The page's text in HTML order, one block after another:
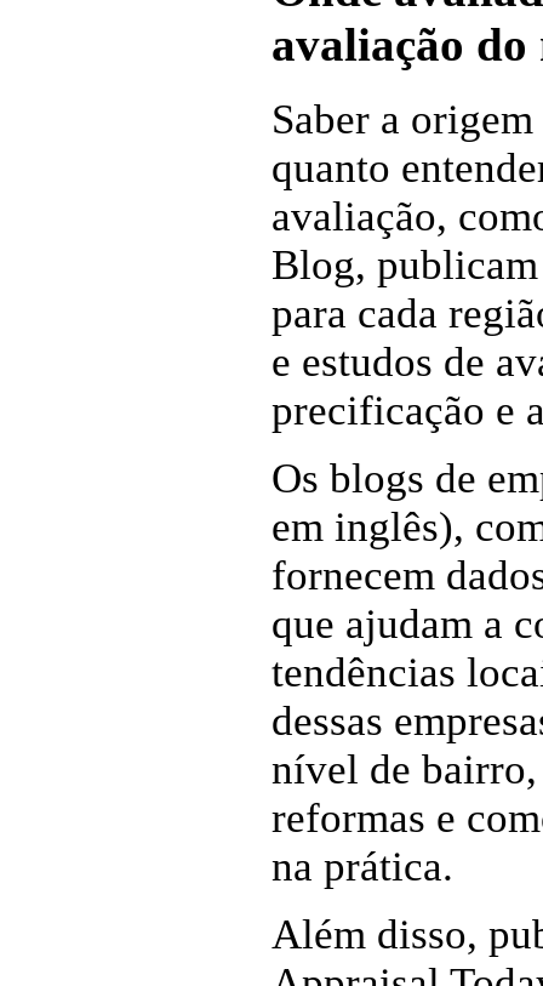
avaliação do
Saber a
quanto
avaliação,
Blog, publicam
para cada
e estudos de
precificação e
Os blogs de
em inglês),
fornecem
que ajudam a
tendências
dessas
nível de
reformas e
na prática.
Além disso,